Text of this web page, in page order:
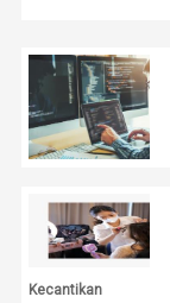
Kecantikan